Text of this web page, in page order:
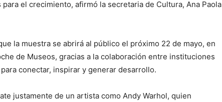
el crecimiento, afirmó la secretaria de Cultura, Ana Paola
la muestra se abrirá al público el próximo 22 de mayo, en
de Museos, gracias a la colaboración entre instituciones
conectar, inspirar y generar desarrollo.
justamente de un artista como Andy Warhol, quien